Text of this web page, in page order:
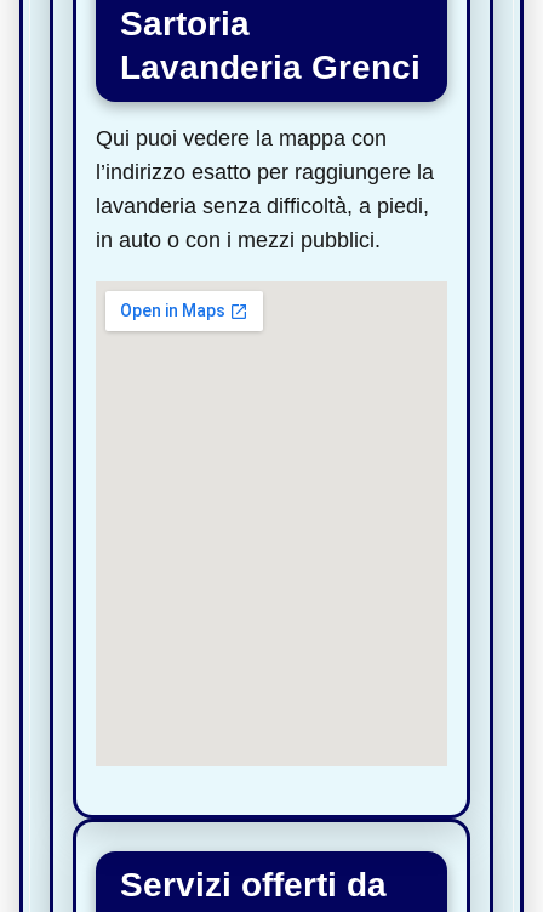
Sartoria
Lavanderia Grenci
Qui puoi vedere la mappa con
l’indirizzo esatto per raggiungere la
lavanderia senza difficoltà, a piedi,
in auto o con i mezzi pubblici.
Servizi offerti da